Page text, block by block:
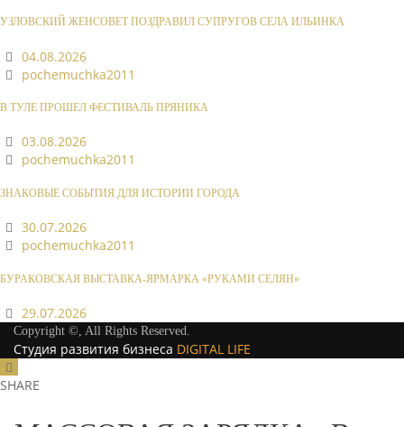
УЗЛОВСКИЙ ЖЕНСОВЕТ ПОЗДРАВИЛ СУПРУГОВ СЕЛА ИЛЬИНКА
04.08.2026
pochemuchka2011
В ТУЛЕ ПРОШЕЛ ФЕСТИВАЛЬ ПРЯНИКА
03.08.2026
pochemuchka2011
ЗНАКОВЫЕ СОБЫТИЯ ДЛЯ ИСТОРИИ ГОРОДА
30.07.2026
pochemuchka2011
БУРАКОВСКАЯ ВЫСТАВКА-ЯРМАРКА «РУКАМИ СЕЛЯН»
29.07.2026
Copyright ©, All Rights Reserved.
Студия развития бизнеса DIGITAL LIFE
SHARE